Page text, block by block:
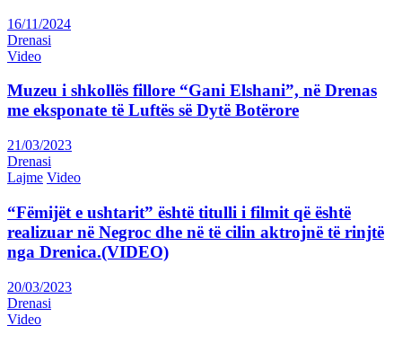
16/11/2024
Drenasi
Video
Muzeu i shkollës fillore “Gani Elshani”, në Drenas
me eksponate të Luftës së Dytë Botërore
21/03/2023
Drenasi
Lajme Video
“Fëmijët e ushtarit” është titulli i filmit që është
realizuar në Negroc dhe në të cilin aktrojnë të rinjtë
nga Drenica.(VIDEO)
20/03/2023
Drenasi
Video